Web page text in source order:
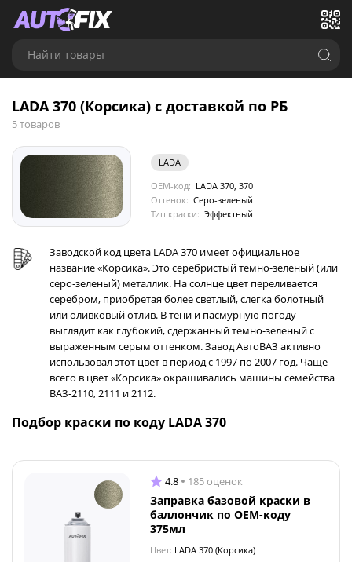
Найти товары
LADA 370 (Корсика) с доставкой по РБ
5 товаров
LADA
OEM-код: LADA 370, 370
Оттенок: Серо-зеленый
Тип краски: Эффектный
Заводской код цвета LADA 370 имеет официальное
название «Корсика». Это серебристый темно-зеленый (или
серо-зеленый) металлик. На солнце цвет переливается
серебром, приобретая более светлый, слегка болотный
или оливковый отлив. В тени и пасмурную погоду
выглядит как глубокий, сдержанный темно-зеленый с
выраженным серым оттенком. Завод АвтоВАЗ активно
использовал этот цвет в период с 1997 по 2007 год. Чаще
всего в цвет «Корсика» окрашивались машины семейства
ВАЗ-2110, 2111 и 2112.
Подбор краски по коду LADA 370
4.8 185 оценок
Заправка базовой краски в
баллончик по OEM-коду
375мл
Цвет: LADA 370 (Корсика)